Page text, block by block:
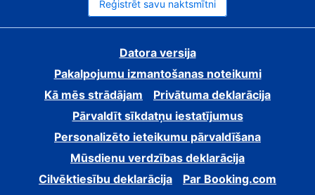
Reģistrēt savu naktsmītni
Datora versija
Pakalpojumu izmantošanas noteikumi
Kā mēs strādājam
Privātuma deklarācija
Pārvaldīt sīkdatņu iestatījumus
Personalizēto ieteikumu pārvaldīšana
Mūsdienu verdzības deklarācija
Cilvēktiesību deklarācija
Par Booking.com